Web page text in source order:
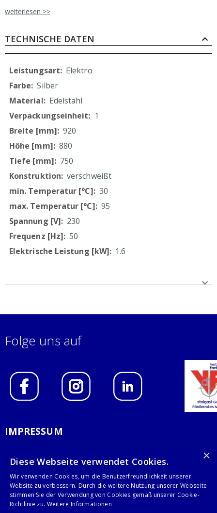
cm
manuelles Befüllen und Ablassen des Wassers
stufenlose Temperatureinstellung
mit Grundboden
höhenverstellbare Füße
1600 W elektrische Leistung
Stromversorgung 230 V, 50 Hz
aus eigener, ressourcenschonender Produktion
weiterlesen >>
TECHNISCHE DATEN
Mehr
Informationen
Elektro
Silber
Edelstahl
1
920
880
750
verschweißt
30
95
230
50
1.6
Folge uns auf
IMPRESSUM
AGB
KONTAKT
×
Diese Webseite verwendet Cookies.
Wir verwenden Cookies, um die Benutzerfreundlichkeit unserer
Website zu verbessern. Durch die weitere Nutzung unserer Webseite
stimmen Sie der Verwendung von Cookies gemäß unserer Cookie-
Richtlinie zu. Weitere Informationen